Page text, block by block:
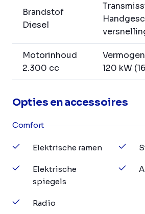
Brandstof
Diesel
Motorinhoud
2.300 cc
Vermogen
120 kW
Opties en accessoires
Comfort
Elektrische ramen
Elektrische
spiegels
Radio